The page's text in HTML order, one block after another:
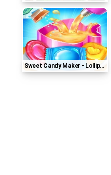
Sweet Candy Maker - Lollipop & Gummy Candy Game